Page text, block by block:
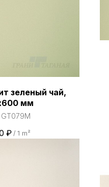
зеленый чай,
мм
GT079M
₽ / 1 m²